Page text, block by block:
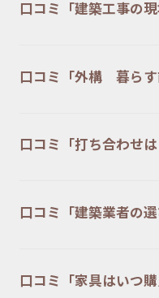
口コミ「建築工事の現
口コミ「外構 暮らす
口コミ「打ち合わせは
口コミ「建築業者の選
口コミ「家具はいつ購